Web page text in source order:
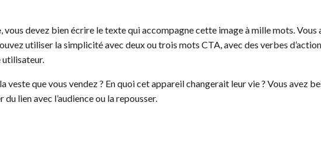
, vous devez bien écrire le texte qui accompagne cette image à mille mots. Vous
utiliser la simplicité avec deux ou trois mots CTA, avec des verbes
que vous vendez ? En quoi cet appareil changerait leur vie ? Vous avez
lien avec l’audience ou la repousser.